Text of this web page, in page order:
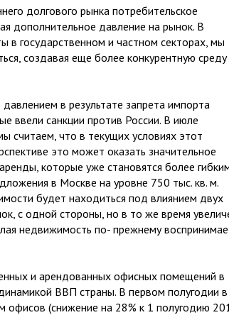
долгового рынка потребительское
дополнительное давление на рынок. В
в государственном и частном секторах, мы
создавая еще более конкурентную
в результате запрета импорта
ввели санкции против России. В июле
считаем, что в текущих условиях этот
это может оказать значительное
которые уже становятся более
в Москве на уровне 750 тыс. кв. м.
будет находиться под влиянием двух
с одной стороны, но в то же время
недвижимость по- прежнему
и арендованных офисных помещений в
ВВП страны. В первом полугодии в
офисов (снижение на 28% к 1 полугодию